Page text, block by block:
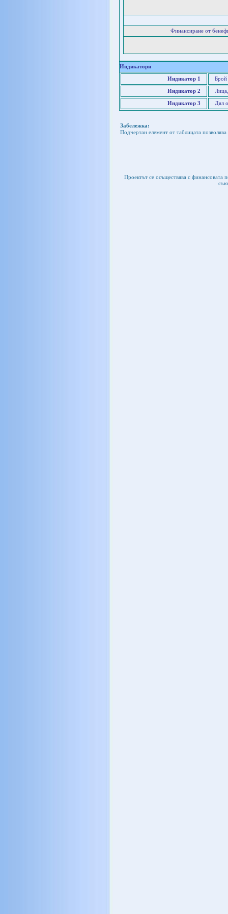
Финансиране от
Индикатори
Индикатор 1 Брой
Индикатор 2
Индикатор 3 Дял
Забележка:
Подчертан елемент от таблицата
Проектът се осъществява с финансовата